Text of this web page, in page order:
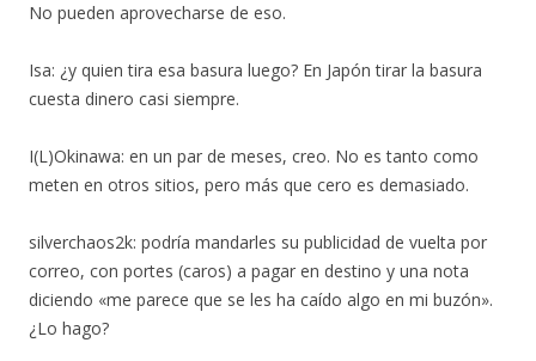
No pueden aprovecharse de eso.
Isa: ¿y quien tira esa basura luego? En Japón tirar la basura
cuesta dinero casi siempre.
I(L)Okinawa: en un par de meses, creo. No es tanto como
meten en otros sitios, pero más que cero es demasiado.
silverchaos2k: podría mandarles su publicidad de vuelta por
correo, con portes (caros) a pagar en destino y una nota
diciendo «me parece que se les ha caído algo en mi buzón».
¿Lo hago?